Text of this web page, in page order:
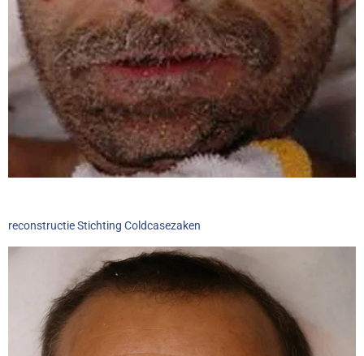
reconstructie Stichting Coldcasezaken